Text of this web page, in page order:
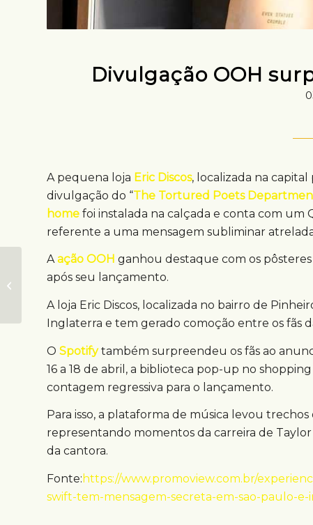
Divulgação OOH
A pequena loja Eric Discos, localizada na
divulgação do “The Tortured Poets
home foi instalada na calçada e conta com um
referente a uma mensagem subliminar
Aação OOH ganhou destaque com os
após seu lançamento.
A loja Eric Discos, localizada no bairro de
Inglaterra e tem gerado comoção entre os fãs
O Spotifytambém surpreendeu os fãs ao
16 a 18 de abril, a biblioteca pop-up no
contagem regressiva para o lançamento.
Para isso, a plataforma de música levou
representando momentos da carreira de
da cantora.
Fonte: https://www.promoview.com.br/
swift-tem-mensagem-secreta-em-sao-paulo-e-
Ação DOOH em São
Paulo mapeia
árvores frutíferas